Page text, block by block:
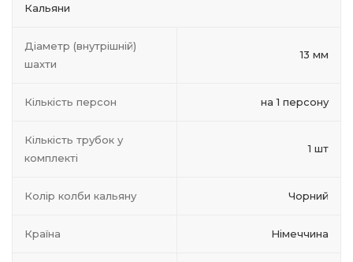
Кальяни
Діаметр (внутрішній)
шахти
13 мм
Кількість персон на 1 персону
Кількість трубок у
комплекті
1 шт
Колір колби кальяну Чорний
Країна Німеччина